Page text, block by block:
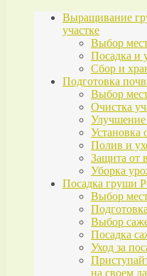
Выращивание
участке
Выбор
Посадка и
Сбор и
Подготовка
Выбор
Очистка
Установка
Полив и
Защита от
Уборка
Посадка груши
Выбор
Выбор
Посадка
Уход за
на своем